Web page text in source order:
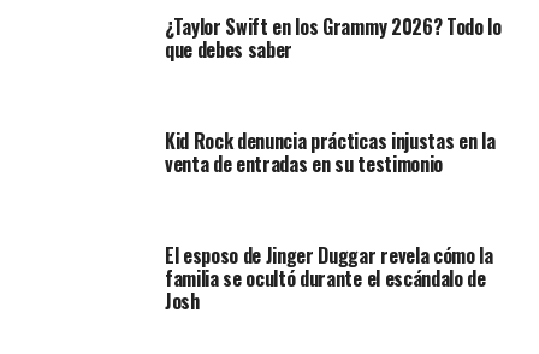
¿Taylor Swift en los Grammy 2026? Todo lo
que debes saber
Kid Rock denuncia prácticas injustas en la
venta de entradas en su testimonio
El esposo de Jinger Duggar revela cómo la
familia se ocultó durante el escándalo de
Josh